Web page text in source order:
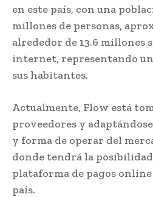
en este país, con una
millones de personas,
alrededor de 13.6 millones
internet, representando un
sus habitantes.
Actualmente, Flow está
proveedores y
y forma de operar del
donde tendrá la
plataforma de pagos
país.